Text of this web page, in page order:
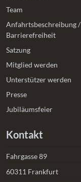
Team
Anfahrtsbeschreibung /
Barrierefreiheit
Satzung
Mitglied werden
Unterstützer werden
Presse
Jubiläumsfeier
Kontakt
Fahrgasse 89
60311 Frankfurt